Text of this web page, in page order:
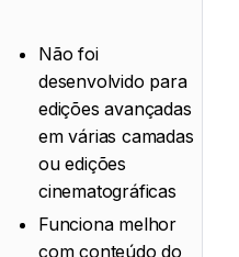
Não foi
desenvolvido para
edições avançadas
em várias camadas
ou edições
cinematográficas
Funciona melhor
com conteúdo do